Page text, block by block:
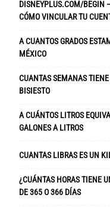
DISNEYPLUS.COM/BEGIN
CÓMO VINCULAR TU
A CUANTOS GRADOS
MÉXICO
CUANTAS SEMANAS
BISIESTO
A CUÁNTOS LITROS
GALONES A LITROS
CUANTAS LIBRAS ES UN
¿CUÁNTAS HORAS TIENE
DE 365 O 366 DÍAS